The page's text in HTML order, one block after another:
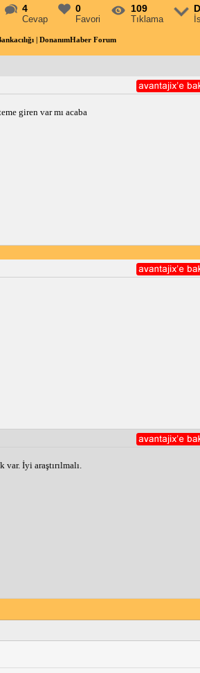
4
Cevap
0
Favori
109
Tıklama
| DonanımHaber Forum
giren var mı acaba
İyi araştırılmalı.